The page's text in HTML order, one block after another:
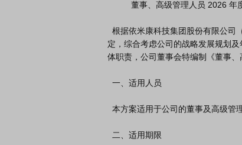
定，综合考虑公司的战略发展规划
体职责，公司董事会特编制《董事